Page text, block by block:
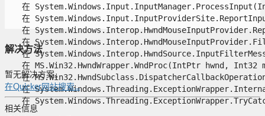
在
在
在
在
在
在 MS.Win32.HwndWrapper.WndProc(IntPtr hwnd,
在
在
在
解决方法
暂无解决方案。
在Quicker网站搜索...
相关信息